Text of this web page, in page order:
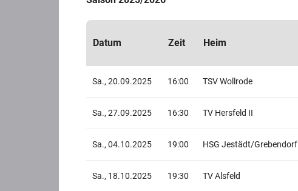
Datum Zeit Heim
Sa., 20.09.2025 16:00 TSV Wollrode
Sa., 27.09.2025 16:30 TV Hersfeld II
Sa., 04.10.2025 19:00 HSG Jestädt/Grebendorf
Sa., 18.10.2025 19:30 TV Alsfeld